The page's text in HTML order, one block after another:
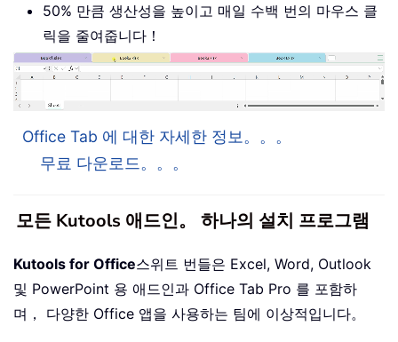
50% 만큼 생산성을 높이고 매일 수백 번의 마우스 클
릭을 줄여줍니다！
Office Tab 에 대한 자세한 정보。。。
무료 다운로드。。。
모든 Kutools 애드인。 하나의 설치 프로그램
Kutools for Office스위트 번들은 Excel, Word, Outlook
및 PowerPoint 용 애드인과 Office Tab Pro 를 포함하
며， 다양한 Office 앱을 사용하는 팀에 이상적입니다。